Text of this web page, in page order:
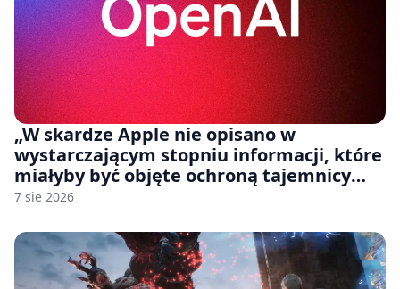
„W skardze Apple nie opisano w
wystarczającym stopniu informacji, które
miałyby być objęte ochroną tajemnicy
handlowej”. OpenAI żąda odrzucenia
7 sie 2026